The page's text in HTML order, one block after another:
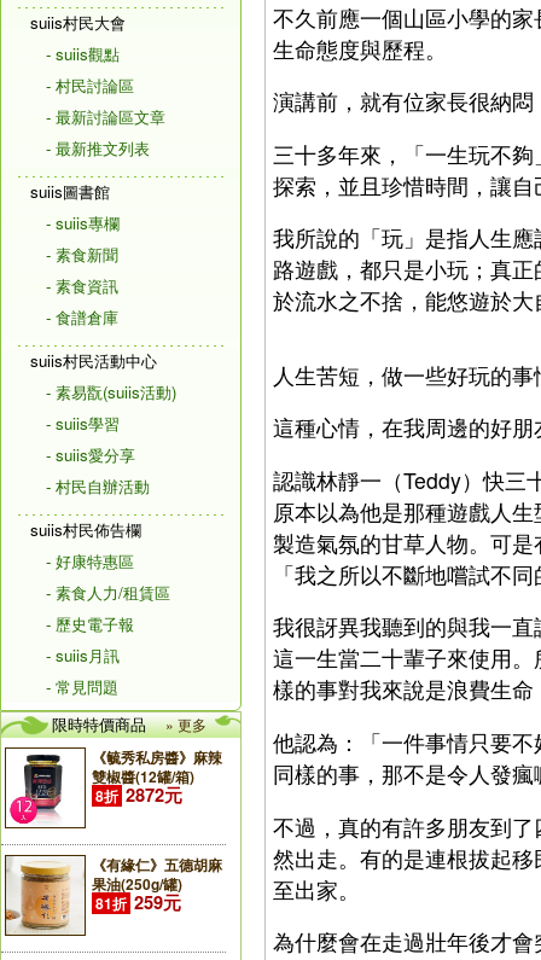
suiis村民大會
- suiis觀點
- 村民討論區
- 最新討論區文章
- 最新推文列表
suiis圖書館
- suiis專欄
- 素食新聞
- 素食資訊
- 食譜倉庫
suiis村民活動中心
- 素易翫(suiis活動)
- suiis學習
- suiis愛分享
- 村民自辦活動
suiis村民佈告欄
- 好康特惠區
- 素食人力/租賃區
- 歷史電子報
- suiis月訊
- 常見問題
限時特價商品
» 更多
《毓秀私房醬》麻辣
雙椒醬(12罐/箱)
8折 2872元
《有緣仁》五德胡麻
果油(250g/罐)
81折 259元
不久前應一個山區小學的
生命態度與歷程。
演講前，就有位家長很納
三十多年來，「一生玩不
探索，並且珍惜時間，讓
我所說的「玩」是指人生
路遊戲，都只是小玩；真
於流水之不捨，能悠遊於
人生苦短，做一些好玩的
這種心情，在我周邊的好
認識林靜一（Teddy）快三
原本以為他是那種遊戲人
製造氣氛的甘草人物。可
「我之所以不斷地嚐試不
我很訝異我聽到的與我一
這一生當二十輩子來使用
樣的事對我來說是浪費生
他認為：「一件事情只要
同樣的事，那不是令人發瘋
不過，真的有許多朋友到
然出走。有的是連根拔起
至出家。
為什麼會在走過壯年後才